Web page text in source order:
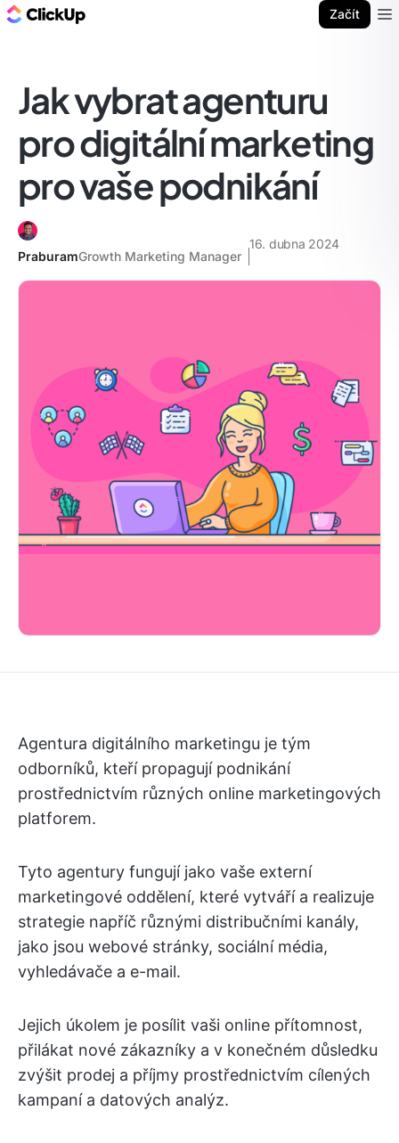
Začít
Jak vybrat agenturu
pro digitální marketing
pro vaše podnikání
PraburamGrowth Marketing Manager
16. dubna 2024
Agentura digitálního marketingu je tým
odborníků, kteří propagují podnikání
prostřednictvím různých online marketingových
platforem.
Tyto agentury fungují jako vaše externí
marketingové oddělení, které vytváří a realizuje
strategie napříč různými distribučními kanály,
jako jsou webové stránky, sociální média,
vyhledávače a e-mail.
Jejich úkolem je posílit vaši online přítomnost,
přilákat nové zákazníky a v konečném důsledku
zvýšit prodej a příjmy prostřednictvím cílených
kampaní a datových analýz.